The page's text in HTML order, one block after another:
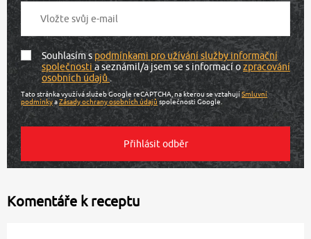
Souhlasím spodmínkami pro užívání služby informační
společnostia seznámil/a jsem se s informací ozpracování
osobních údajů.
Tato stránka využívá služeb Google reCAPTCHA, na kterou se vztahujíSmluvní
podmínkyaZásady ochrany osobních údajů společnosti Google.
Komentáře k receptu